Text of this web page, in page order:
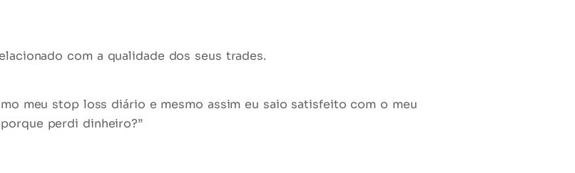
com a qualidade dos seus trades.
meu stop loss diário e mesmo assim eu saio satisfeito com o meu
perdi dinheiro?”